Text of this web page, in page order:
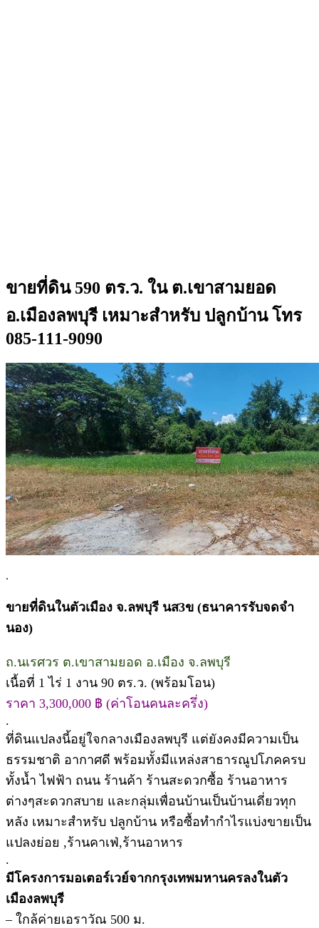
ขายที่ดิน 590 ตร.ว. ใน ต.เขาสามยอด
อ.เมืองลพบุรี เหมาะสำหรับ ปลูกบ้าน โทร
085-111-9090
.
ขายที่ดินในตัวเมือง จ.ลพบุรี นส3ข (ธนาคารรับจดจำ
นอง)
ถ.นเรศวร ต.เขาสามยอด อ.เมือง จ.ลพบุรี
เนื้อที่ 1 ไร่ 1 งาน 90 ตร.ว. (พร้อมโอน)
ราคา 3,300,000 ฿ (ค่าโอนคนละครึ่ง)
.
ที่ดินแปลงนี้อยู่ใจกลางเมืองลพบุรี แต่ยังคงมีความเป็น
ธรรมชาติ อากาศดี พร้อมทั้งมีแหล่งสาธารณูปโภคครบ
ทั้งน้ำ ไฟฟ้า ถนน ร้านค้า ร้านสะดวกซื้อ ร้านอาหาร
ต่างๆสะดวกสบาย และกลุ่มเพื่อนบ้านเป็นบ้านเดี่ยวทุก
หลัง เหมาะสำหรับ ปลูกบ้าน หรือซื้อทำกำไรแบ่งขายเป็น
แปลงย่อย ,ร้านคาเฟ่,ร้านอาหาร
.
มีโครงการมอเตอร์เวย์จากกรุงเทพมหานครลงในตัว
เมืองลพบุรี
– ใกล้ค่ายเอราวัณ 500 ม.